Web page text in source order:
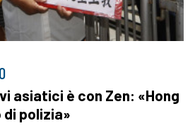
asiatici è con Zen: «Hong
di polizia»